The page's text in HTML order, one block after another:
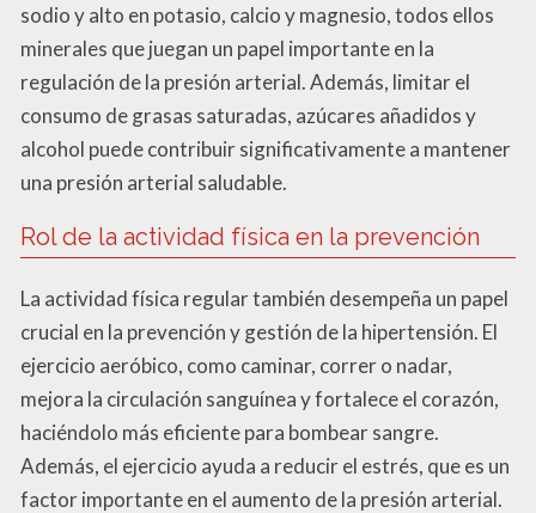
sodio y alto en potasio, calcio y magnesio, todos ellos
minerales que juegan un papel importante en la
regulación de la presión arterial. Además, limitar el
consumo de grasas saturadas, azúcares añadidos y
alcohol puede contribuir significativamente a mantener
una presión arterial saludable.
Rol de la actividad física en la prevención
La actividad física regular también desempeña un papel
crucial en la prevención y gestión de la hipertensión. El
ejercicio aeróbico, como caminar, correr o nadar,
mejora la circulación sanguínea y fortalece el corazón,
haciéndolo más eficiente para bombear sangre.
Además, el ejercicio ayuda a reducir el estrés, que es un
factor importante en el aumento de la presión arterial.